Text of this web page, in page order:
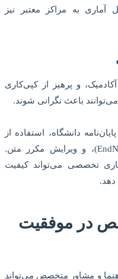
به مراکز معتبر نیز
و پرهیز از کپی‌کاری
دانشگاه، استفاده از
نرم‌افزارهای مدیریت منابع (مانند EndNote)، و ویرایش مکرر متن.
تخصصی می‌تواند کیفیت
در موفقیت
و مشاور متخصص می‌تواند